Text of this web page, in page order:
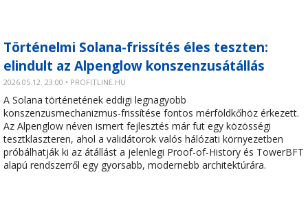
Történelmi Solana-frissítés éles teszten:
elindult az Alpenglow konszenzusátállás
2026.05.12. 23:00 • PROFITLINE.HU
A Solana történetének eddigi legnagyobb
konszenzusmechanizmus-frissítése fontos mérföldkőhöz érkezett.
Az Alpenglow néven ismert fejlesztés már fut egy közösségi
tesztklaszteren, ahol a validátorok valós hálózati környezetben
próbálhatják ki az átállást a jelenlegi Proof-of-History és TowerBFT
alapú rendszerről egy gyorsabb, modernebb architektúrára.